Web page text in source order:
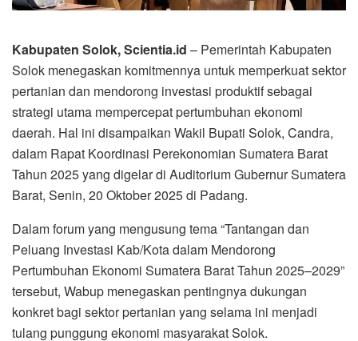
Kabupaten Solok, Scientia.id – Pemerintah Kabupaten
Solok menegaskan komitmennya untuk memperkuat sektor
pertanian dan mendorong investasi produktif sebagai
strategi utama mempercepat pertumbuhan ekonomi
daerah. Hal ini disampaikan Wakil Bupati Solok, Candra,
dalam Rapat Koordinasi Perekonomian Sumatera Barat
Tahun 2025 yang digelar di Auditorium Gubernur Sumatera
Barat, Senin, 20 Oktober 2025 di Padang.
Dalam forum yang mengusung tema “Tantangan dan
Peluang Investasi Kab/Kota dalam Mendorong
Pertumbuhan Ekonomi Sumatera Barat Tahun 2025–2029”
tersebut, Wabup menegaskan pentingnya dukungan
konkret bagi sektor pertanian yang selama ini menjadi
tulang punggung ekonomi masyarakat Solok.